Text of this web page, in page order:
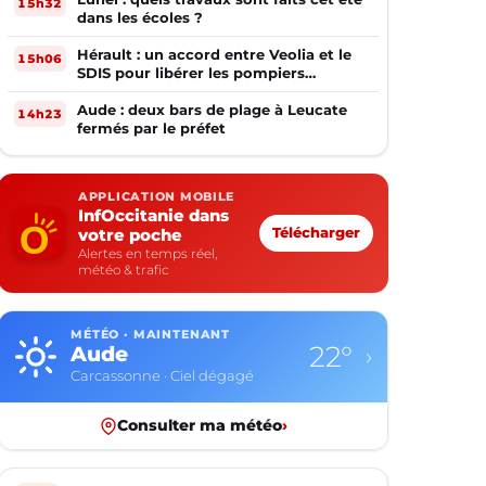
dans les écoles ?
15h06
Hérault : un accord entre Veolia et le
SDIS pour libérer les pompiers
volontaires
14h23
Aude : deux bars de plage à Leucate
fermés par le préfet
APPLICATION MOBILE
InfOccitanie dans
votre poche
Alertes en temps réel,
météo & trafic
Télécharger
MÉTÉO · MAINTENANT
Aude
Carcassonne · Ciel dégagé
22° ›
Consulter ma météo›